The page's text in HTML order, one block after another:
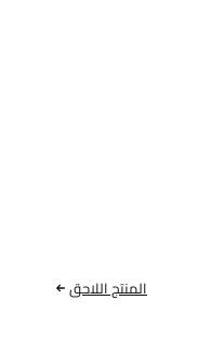
المنتج اللاحق